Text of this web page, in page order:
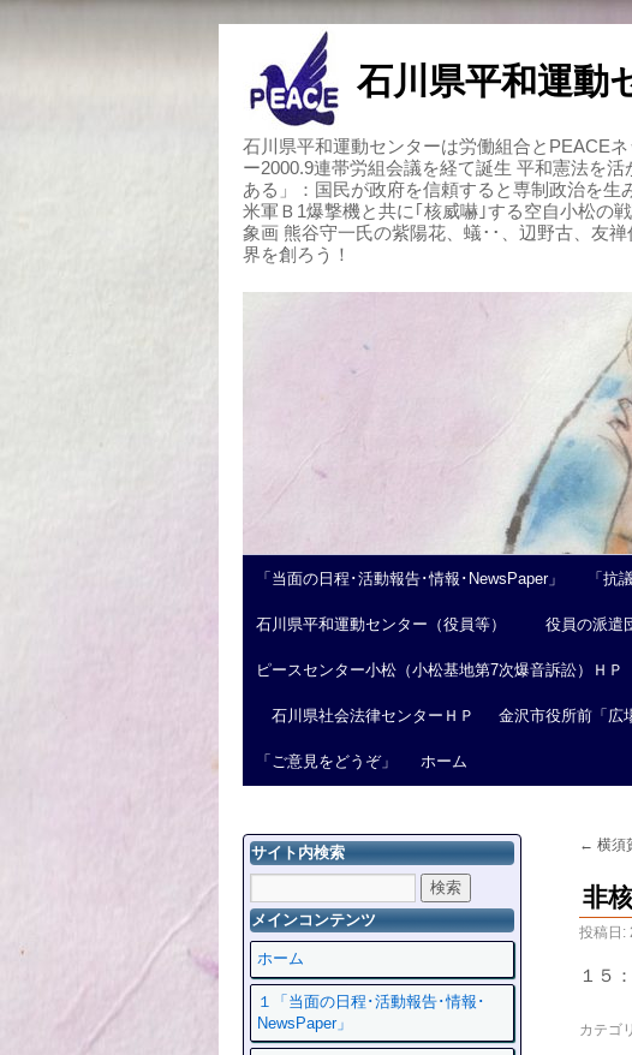
石川県平和運動
石川県平和運動センターは労働組合とPEACE
ー2000.9連帯労組会議を経て誕生 平和憲法を
ある」：国民が政府を信頼すると専制政治を
米軍Ｂ1爆撃機と共に｢核威嚇｣する空自小松の
象画 熊谷守一氏の紫陽花、蟻･･、辺野古、友
界を創ろう！
「当面の日程･活動報告･情報･NewsPaper」 「抗
石川県平和運動センター（役員等） 役員の派遣
ピースセンター小松（小松基地第7次爆音訴訟）ＨＰ
石川県社会法律センターＨＰ 金沢市役所前「広
「ご意見をどうぞ」 ホーム
← 横須
非
投稿日:
１５
カテゴ
サイト内検索
メインコンテンツ
ホーム
１「当面の日程･活動報告･情報･
NewsPaper」